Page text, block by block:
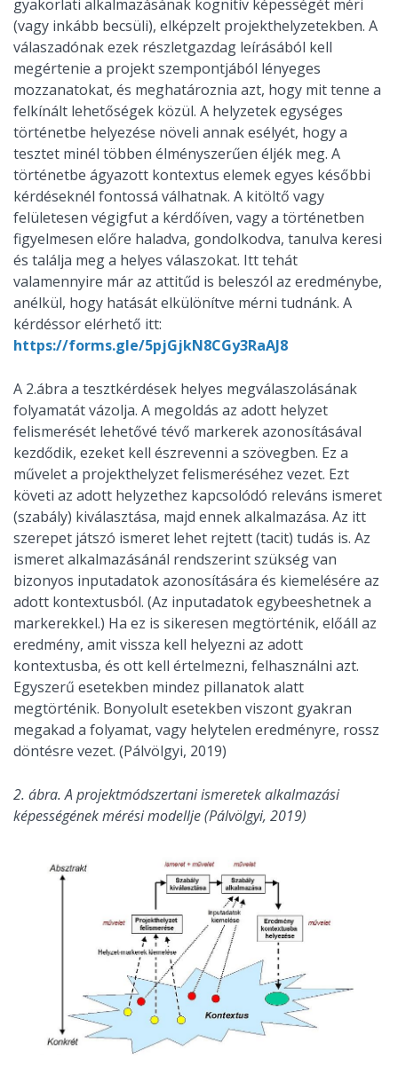
gyakorlati alkalmazásának kognitív képességét méri
(vagy inkább becsüli), elképzelt projekthelyzetekben. A
válaszadónak ezek részletgazdag leírásából kell
megértenie a projekt szempontjából lényeges
mozzanatokat, és meghatároznia azt, hogy mit tenne a
felkínált lehetőségek közül. A helyzetek egységes
történetbe helyezése növeli annak esélyét, hogy a
tesztet minél többen élményszerűen éljék meg. A
történetbe ágyazott kontextus elemek egyes későbbi
kérdéseknél fontossá válhatnak. A kitöltő vagy
felületesen végigfut a kérdőíven, vagy a történetben
figyelmesen előre haladva, gondolkodva, tanulva keresi
és találja meg a helyes válaszokat. Itt tehát
valamennyire már az attitűd is beleszól az eredménybe,
anélkül, hogy hatását elkülönítve mérni tudnánk. A
kérdéssor elérhető itt:
https://forms.gle/5pjGjkN8CGy3RaAJ8
A 2.ábra a tesztkérdések helyes megválaszolásának
folyamatát vázolja. A megoldás az adott helyzet
felismerését lehetővé tévő markerek azonosításával
kezdődik, ezeket kell észrevenni a szövegben. Ez a
művelet a projekthelyzet felismeréséhez vezet. Ezt
követi az adott helyzethez kapcsolódó releváns ismeret
(szabály) kiválasztása, majd ennek alkalmazása. Az itt
szerepet játszó ismeret lehet rejtett (tacit) tudás is. Az
ismeret alkalmazásánál rendszerint szükség van
bizonyos inputadatok azonosítására és kiemelésére az
adott kontextusból. (Az inputadatok egybeeshetnek a
markerekkel.) Ha ez is sikeresen megtörténik, előáll az
eredmény, amit vissza kell helyezni az adott
kontextusba, és ott kell értelmezni, felhasználni azt.
Egyszerű esetekben mindez pillanatok alatt
megtörténik. Bonyolult esetekben viszont gyakran
megakad a folyamat, vagy helytelen eredményre, rossz
döntésre vezet. (Pálvölgyi, 2019)
2. ábra. A projektmódszertani ismeretek alkalmazási
képességének mérési modellje (Pálvölgyi, 2019)